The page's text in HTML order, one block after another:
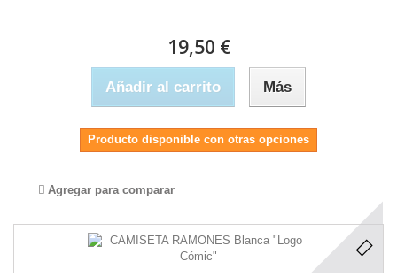
19,50 €
Añadir al carrito Más
Producto disponible con otras opciones
Agregar para comparar